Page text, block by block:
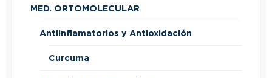
MED. ORTOMOLECULAR
Antiinflamatorios y Antioxidación
Curcuma